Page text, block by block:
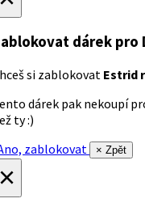
dárek pro
si zablokovat Estrid
dárek pak nekoupí
ty :)
zablokovat
× Zpět